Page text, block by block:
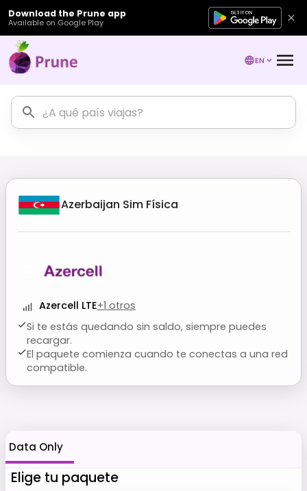
Download the Prune app
Available on Google Play
EN
Azerbaijan Sim Física
Azercell LTE+1 otros
Si te estás quedando sin saldo, siempre puedes
recargar.
El paquete comienza cuando te conectas a una red
compatible.
Data Only
Elige tu paquete